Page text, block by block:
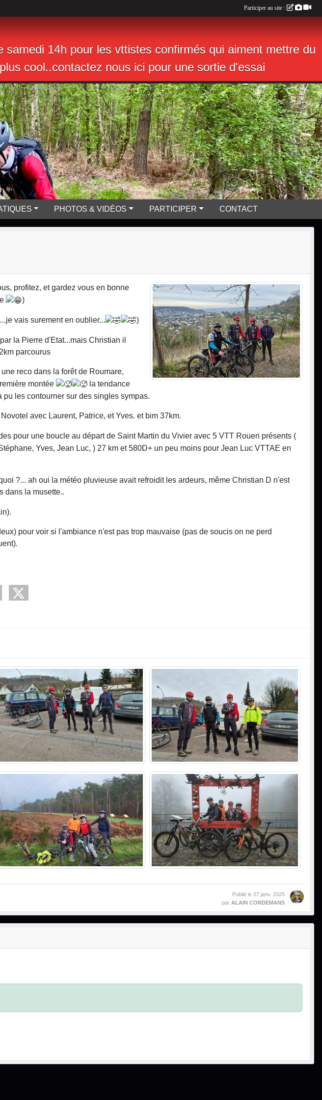
14h pour les vttistes confirmés qui aiment mettre du
cool..contactez nous ici pour une sortie d'essai
PHOTOS & VIDÉOS PARTICIPER CONTACT
profitez, et gardez vous en bonne
)
vais surement en oublier... )
la Pierre d'Etat...mais Christian il
parcourus
reco dans la forêt de Roumare,
montée
la tendance
les contourner sur des singles sympas.
avec Laurent, Patrice, et Yves. et bim 37km.
pour une boucle au départ de Saint Martin du Vivier avec 5 VTT Rouen présents (
Yves, Jean Luc, ) 27 km et 580D+ un peu moins pour Jean Luc VTTAE en
?... ah oui la météo pluvieuse avait refroidit les ardeurs, même Christian D n'est
dans la musette..
pour voir si l'ambiance n'est pas trop mauvaise (pas de soucis on ne perd
Publié le 07 janv. 2025
par ALAIN CORDEMANS
Participer au site :